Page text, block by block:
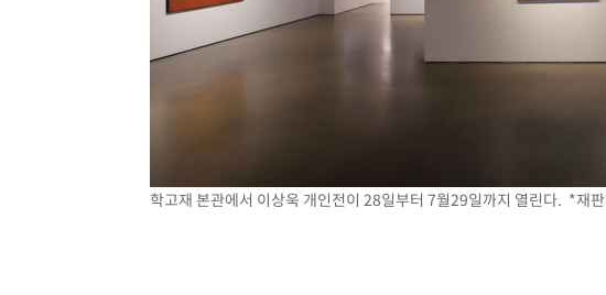
11시간 압수수색에 성접대 파문까지…'쑥대밭' 된 축구협회
[속보]규제합리화위원회 부위원장에 김태유 서울대 공대 교수…이
[속보]국힘 윤리위, '돌려차기 발언' 진종오·서범수 징계 절차 개시
민주 콩고 에볼라환자 4천명 돌파, 4053명 발생 1850명 사망
학고재 본관에서 이상욱 개인전이 28일부터 7월29일까지 열린다. *재